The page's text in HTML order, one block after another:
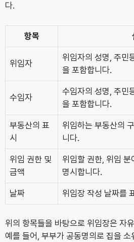
다.
항목
위임자
위임자의 성명, 주민
을 포함합니다.
수임자
수임자의 성명, 주민
을 포함합니다.
부동산의 표
시
위임하는 부동산의
니다.
위임 권한 및
금액
위임할 권한, 위임
명시합니다.
날짜 위임장 작성 날짜를
위의 항목들을 바탕으로 위임장은 자
예를 들어, 부부가 공동명의로 집을